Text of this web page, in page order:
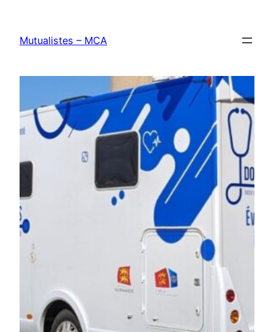
contenu
Mutualistes – MCA